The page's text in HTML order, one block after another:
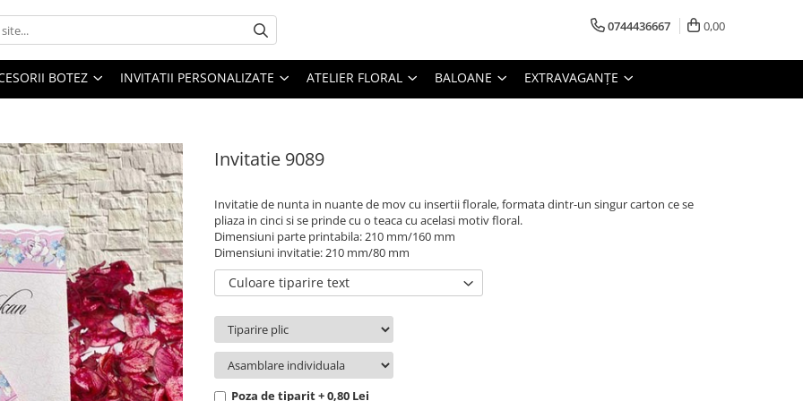
0744436667 0,00
BOTEZ INVITATII PERSONALIZATE ATELIER FLORAL BALOANE EXTRAVAGANȚE
Invitatie 9089
Invitatie de nunta in nuante de mov cu insertii florale, formata dintr-un singur carton ce se
pliaza in cinci si se prinde cu o teaca cu acelasi motiv floral.
Dimensiuni parte printabila: 210 mm/160 mm
Dimensiuni invitatie: 210 mm/80 mm
Culoare tiparire text
Poza de tiparit + 0,80 Lei